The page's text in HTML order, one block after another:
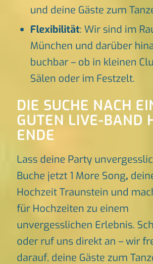
und deine Gäste zum
Flexibilität: Wir sind im
München und darüber
buchbar – ob in kleinen
Sälen oder im Festzelt.
DIE SUCHE NACH
GUTEN LIVE-BAND
ENDE
Lass deine Party
Buche jetzt 1 More Song,
Hochzeit Traunstein und
für Hochzeiten zu einem
unvergesslichen Erlebnis.
oder ruf uns direkt an – wir
darauf, deine Gäste zum